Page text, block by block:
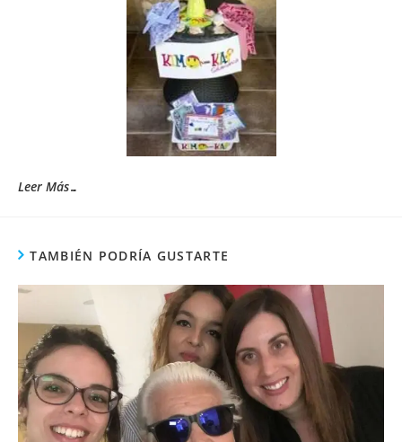
Leer Más…
TAMBIÉN PODRÍA GUSTARTE